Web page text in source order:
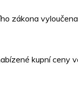
zákona
kupní